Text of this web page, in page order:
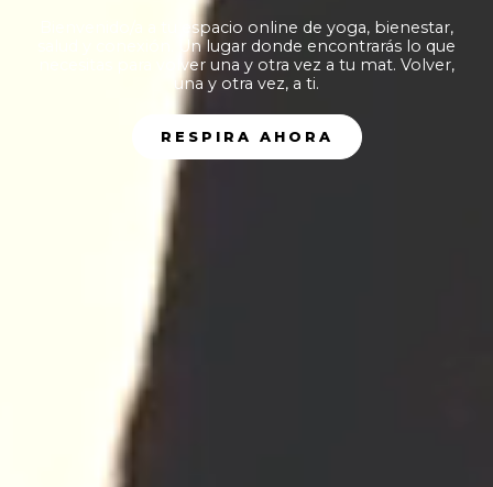
Bienvenido/a a tu espacio online de yoga, bienestar,
salud y conexión. Un lugar donde encontrarás lo que
necesitas para volver una y otra vez a tu mat. Volver,
una y otra vez, a ti.
RESPIRA AHORA